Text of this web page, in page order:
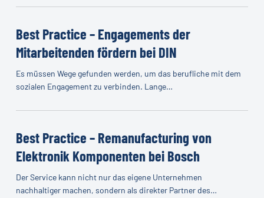
Vaillant
Practice
–
der
fördern
bei
DIN
Best Practice – Engagements der
Mitarbeitenden fördern bei DIN
Es müssen Wege gefunden werden, um das berufliche mit dem
sozialen Engagement zu verbinden. Lange…
Practice
–
von
Best Practice – Remanufacturing von
Elektronik ­Komponenten bei Bosch
Der Service kann nicht nur das eigene Unternehmen
nachhaltiger machen, sondern als direkter Partner des…